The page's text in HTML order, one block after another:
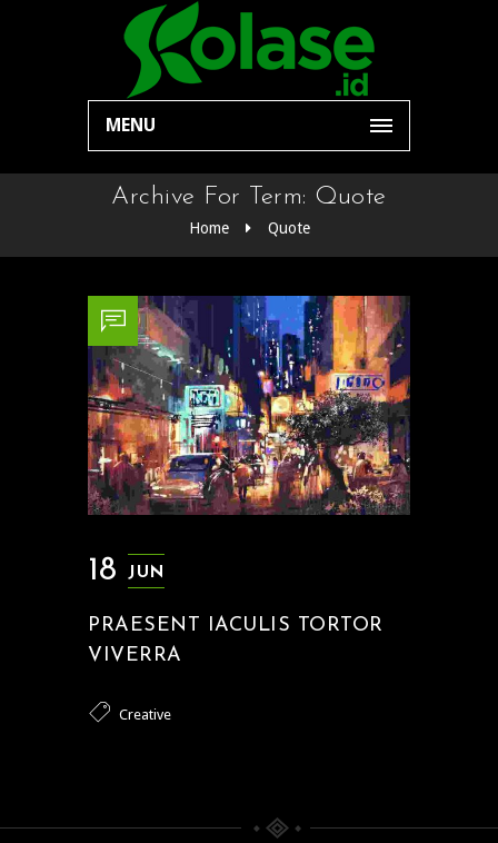
MENU
Archive For Term: Quote
Home Quote
18 JUN
PRAESENT IACULIS TORTOR
VIVERRA
Creative